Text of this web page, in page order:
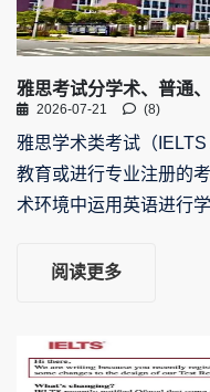
雅思考试分学术、普通
2026-07-21 (8)
雅思学术类考试（
教育或进行专业注册的
术环境中运用英语进行
阅读更多